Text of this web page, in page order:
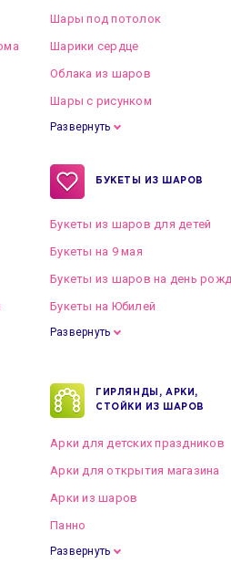
Шары под потолок
Шарики сердце
Облака из шаров
Шары с рисунком
Развернуть
БУКЕТЫ ИЗ ШАРОВ
Букеты из шаров для детей
Букеты на 9 мая
Букеты из шаров на день
Букеты на Юбилей
Развернуть
ГИРЛЯНДЫ, АРКИ,
СТОЙКИ ИЗ ШАРОВ
Арки для детских праздников
Арки для открытия магазина
Арки из шаров
Панно
Развернуть